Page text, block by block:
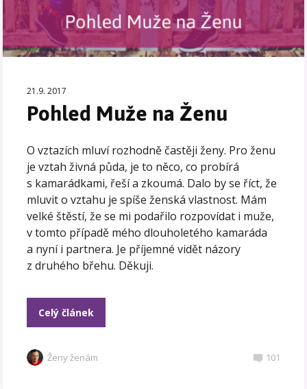
21.9. 2017
Pohled Muže na Ženu
O vztazích mluví rozhodně častěji ženy. Pro ženu
je vztah živná půda, je to něco, co probírá
s kamarádkami, řeší a zkoumá. Dalo by se říct, že
mluvit o vztahu je spíše ženská vlastnost. Mám
velké štěstí, že se mi podařilo rozpovídat i muže,
v tomto případě mého dlouholetého kamaráda
a nyní i partnera. Je příjemné vidět názory
z druhého břehu. Děkuji.
Celý článek
Ženy ženám 101